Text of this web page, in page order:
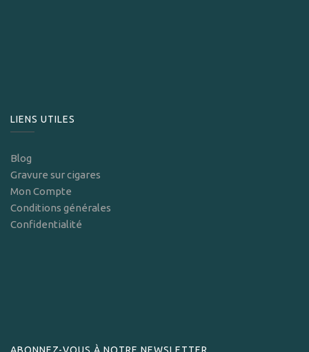
LIENS UTILES
Blog
Gravure sur cigares
Mon Compte
Conditions générales
Confidentialité